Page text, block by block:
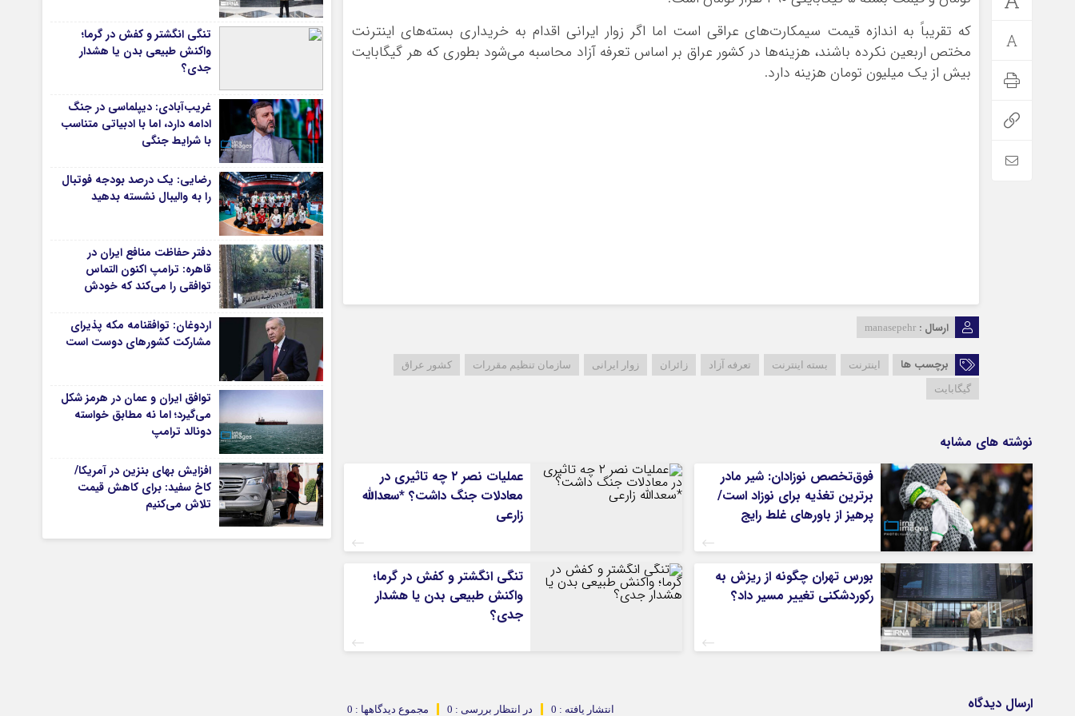
دانشگاه
آموزش و پرورش
بهداشت و درمان
سبک زندگی
حوادث، انتظامی
شهری و رفاهی
شهرداری و شورای شهر
عکس
اصفهان
بوشهر
خراسان شمالی
سمنان
سیستان و بلوچستان
فارس
قم
*ماناسپهر
اطلاعیه
پیام تبریک ماناسپهر
پیام تسلیت ماناسپهر
پیوندهای سایت
که تقریباً به اندازه قیمت سیمکارت‌های عراقی است اما اگر زوار ایرانی اقدام به خریداری بسته‌های اینترنت
مختص اربعین نکرده باشند، هزینه‌ها در کشور عراق بر اساس تعرفه آزاد محاسبه می‌شود بطوری که هر گیگابایت
بیش از یک میلیون تومان هزینه دارد.
ارسال : manasepehr
برچسب ها اینترنت بسته اینترنت تعرفه آزاد زائران زوار ایرانی سازمان تنظیم مقررات
کشور عراق
گیگابایت
نوشته های مشابه
فوق‌تخصص نوزادان: شیر مادر
برترین تغذیه برای نوزاد است/
پرهیز از باورهای غلط رایج
عملیات نصر ۲ چه تاثیری در
معادلات جنگ داشت؟ *سعدالله
زارعی
بورس تهران چگونه از ریزش به
رکوردشکنی تغییر مسیر داد؟
تنگی انگشتر و کفش در گرما؛
واکنش طبیعی بدن یا هشدار
جدی؟
ارسال دیدگاه مجموع دیدگاهها : 0 در انتظار بررسی : 0 انتشار یافته : 0
تنگی انگشتر و کفش در گرما؛
واکنش طبیعی بدن یا هشدار
جدی؟
غریب‌آبادی: دیپلماسی در جنگ
ادامه دارد، اما با ادبیاتی متناسب
با شرایط جنگی
رضایی: یک درصد بودجه فوتبال
را به والیبال نشسته بدهید
دفتر حفاظت منافع ایران در
قاهره: ترامپ اکنون التماس
توافقی را می‌کند که خودش
اردوغان: توافقنامه مکه پذیرای
مشارکت کشورهای دوست است
توافق ایران و عمان در هرمز شکل
می‌گیرد؛ اما نه مطابق خواسته
دونالد ترامپ
افزایش بهای بنزین در آمریکا/
کاخ سفید: برای کاهش قیمت
تلاش می‌کنیم